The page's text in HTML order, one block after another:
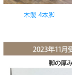
木製 4本脚